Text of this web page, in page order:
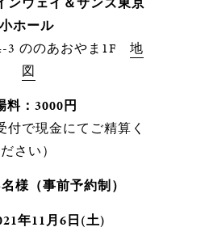
小ホール
3 ののあおやま1F 地
図
料：3000円
付で現金にてご精算く
ださい）
様（事前予約制）
年11月6日(土)